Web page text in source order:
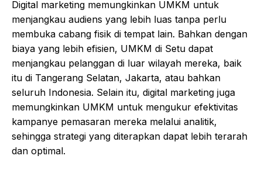
Digital marketing memungkinkan UMKM untuk
menjangkau audiens yang lebih luas tanpa perlu
membuka cabang fisik di tempat lain. Bahkan dengan
biaya yang lebih efisien, UMKM di Setu dapat
menjangkau pelanggan di luar wilayah mereka, baik
itu di Tangerang Selatan, Jakarta, atau bahkan
seluruh Indonesia. Selain itu, digital marketing juga
memungkinkan UMKM untuk mengukur efektivitas
kampanye pemasaran mereka melalui analitik,
sehingga strategi yang diterapkan dapat lebih terarah
dan optimal.